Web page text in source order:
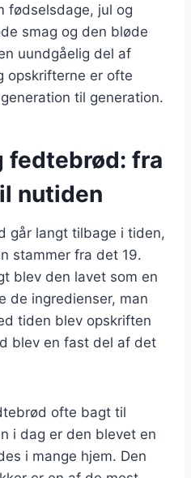
fødselsdage, jul og
smag og den bløde
uundgåelig del af
opskrifterne er ofte
til generation.
fedtebrød: fra
nutiden
går langt tilbage i tiden,
stammer fra det 19.
blev den lavet som en
de ingredienser, man
tiden blev opskriften
blev en fast del af det
ofte bagt til
i dag er den blevet en
i mange hjem. Den